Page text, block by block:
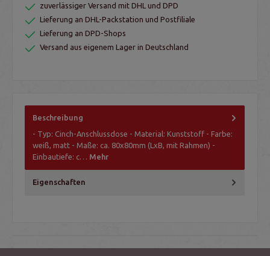
zuverlässiger Versand mit DHL und DPD
Lieferung an DHL-Packstation und Postfiliale
Lieferung an DPD-Shops
Versand aus eigenem Lager in Deutschland
Beschreibung
- Typ: Cinch-Anschlussdose - Material: Kunststoff - Farbe:
weiß, matt - Maße: ca. 80x80mm (LxB, mit Rahmen) -
Einbautiefe: c… Mehr
Eigenschaften